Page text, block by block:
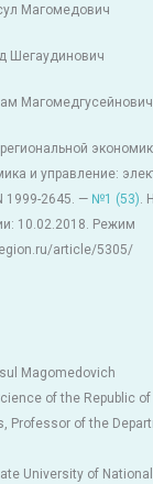
Магомедович
Шегаудинович
Магомедгусейнович
и управление:
1999-2645. — №1 (53).
10.02.2018. Режим
article/5305/
Magomedovich
of the Republic
Professor of the
University of